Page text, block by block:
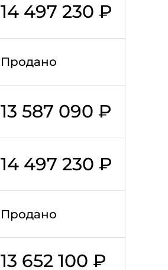
14 497 230 ₽
Продано
13 587 090 ₽
14 497 230 ₽
Продано
13 652 100 ₽